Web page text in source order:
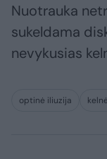
Nuotrauka
sukeldama
nevykusias
optinė iliuzija